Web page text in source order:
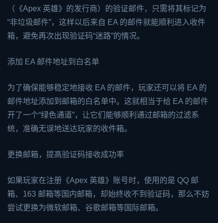
（《Apex 英雄》的发行商）的验证邮件，只需将其标记为
“非垃圾邮件”，这样以后来自 EA 的邮件就能顺利进入收件
箱，避免再次出现验证码“迷路”的情况。
添加 EA 邮件地址到白名单
为了确保能够稳定地接收 EA 的邮件，玩家还可以将 EA 的
邮件地址添加到邮箱的白名单中。这就相当于给 EA 的邮件
开了一个“绿色通道”，让它们能够顺利通过邮箱的过滤系
统，准确无误地送达玩家的收件箱。
更换邮箱，提高验证码接收成功率
如果玩家在注册《Apex 英雄》账号时，使用的是 QQ 邮
箱、163 邮箱等国内邮箱，却始终收不到验证码，那么不妨
尝试更换为微软邮箱、谷歌邮箱等国际邮箱。